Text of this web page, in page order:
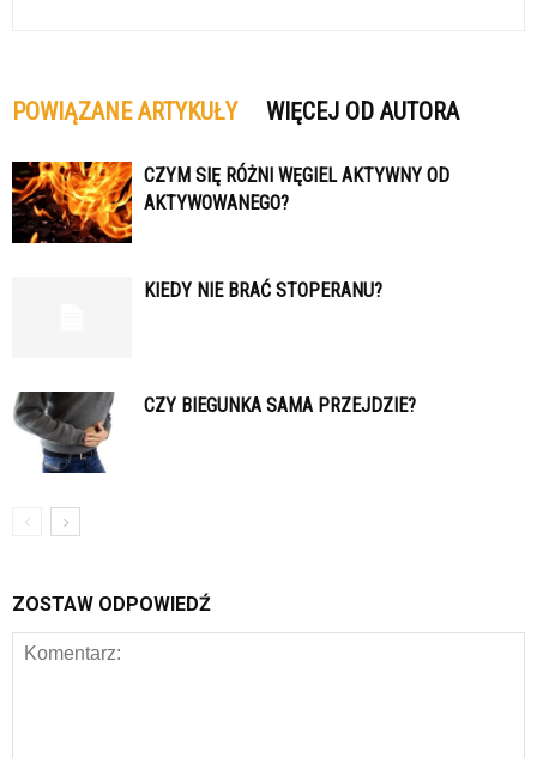
POWIĄZANE ARTYKUŁY WIĘCEJ OD AUTORA
CZYM SIĘ RÓŻNI WĘGIEL AKTYWNY OD
AKTYWOWANEGO?
KIEDY NIE BRAĆ STOPERANU?
CZY BIEGUNKA SAMA PRZEJDZIE?
ZOSTAW ODPOWIEDŹ